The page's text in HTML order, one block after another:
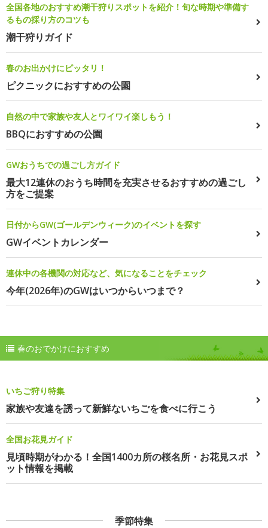
全国各地のおすすめ潮干狩りスポットを紹介！旬な時期や準備す
るもの採り方のコツも
潮干狩りガイド
春のお出かけにピッタリ！
ピクニックにおすすめの公園
自然の中で家族や友人とワイワイ楽しもう！
BBQにおすすめの公園
GWおうちでの過ごし方ガイド
最大12連休のおうち時間を充実させるおすすめの過ごし
方をご提案
日付からGW(ゴールデンウィーク)のイベントを探す
GWイベントカレンダー
連休中の各機関の対応など、気になることをチェック
今年(2026年)のGWはいつからいつまで？
春のおでかけにおすすめ
いちご狩り特集
家族や友達を誘って新鮮ないちごを食べに行こう
全国お花見ガイド
見頃時期がわかる！全国1400カ所の桜名所・お花見スポ
ット情報を掲載
季節特集